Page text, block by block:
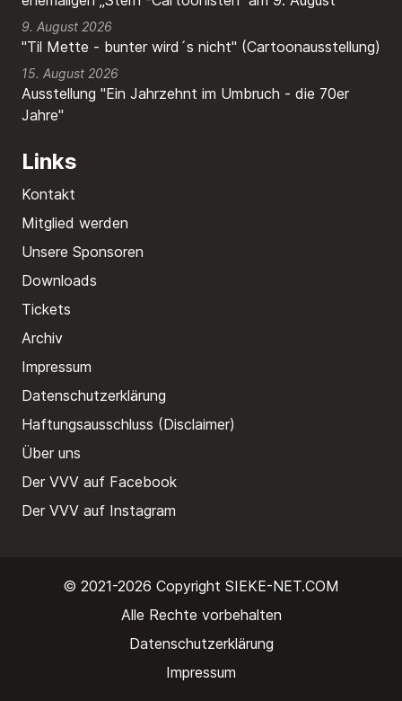
9. August 2026
"Til Mette - bunter wird´s nicht" (Cartoonausstellung)
15. August 2026
Ausstellung "Ein Jahrzehnt im Umbruch - die 70er
Jahre"
Links
Kontakt
Mitglied werden
Unsere Sponsoren
Downloads
Tickets
Archiv
Impressum
Datenschutzerklärung
Haftungsausschluss (Disclaimer)
Über uns
Der VVV auf Facebook
Der VVV auf Instagram
© 2021-2026 Copyright SIEKE-NET.COM
Alle Rechte vorbehalten
Datenschutzerklärung
Impressum